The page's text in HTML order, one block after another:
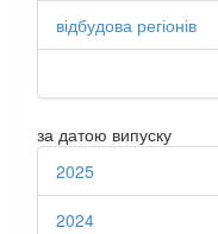
відбудова регіонів
за датою випуску
2025
2024